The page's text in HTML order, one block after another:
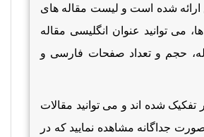
ارائه شده است و لیست مقاله های
توانید عنوان انگلیسی مقاله
حجم و تعداد صفحات فارسی و
شده اند و می توانید مقالات
جداگانه مشاهده نمایید که در